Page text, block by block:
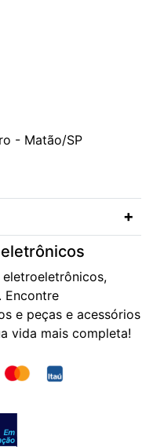
- Matão/SP
Encontre
e peças e acessórios
vida mais completa!